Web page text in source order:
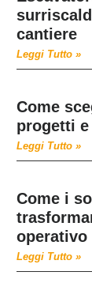
cantiere
Leggi Tutto »
Come
progetti
Leggi Tutto »
Come i
operativo
Leggi Tutto »